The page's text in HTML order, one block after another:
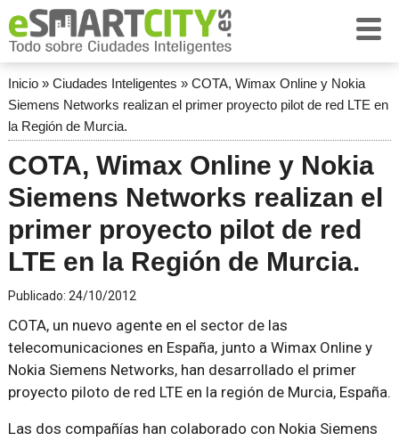
Inicio» Ciudades Inteligentes » COTA, Wimax Online y Nokia
Siemens Networks realizan el primer proyecto pilot de red LTE en
la Región de Murcia.
COTA, Wimax Online y Nokia
Siemens Networks realizan el
primer proyecto pilot de red
LTE en la Región de Murcia.
Publicado: 24/10/2012
COTA, un nuevo agente en el sector de las
telecomunicaciones en España, junto a Wimax Online y
Nokia Siemens Networks, han desarrollado el primer
proyecto piloto de red LTE en la región de Murcia, España.
Las dos compañías han colaborado con Nokia Siemens